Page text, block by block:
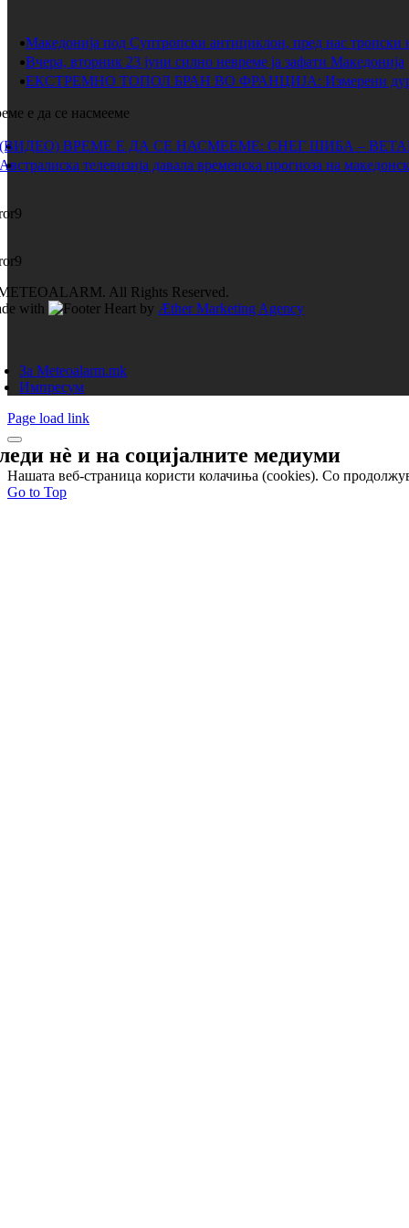
Македонија под Суптропски антициклон, пред нас тропски
Вчера, вторник 23 јуни силно невреме ја зафати Македонија
ЕКСТРЕМНО ТОПОЛ БРАН ВО ФРАНЦИЈА: Измерени дури
е да се насмееме
ВРЕМЕ Е ДА СЕ НАСМЕЕМЕ: СНЕГ ШИБА –
телевизија давала временска прогноза на
All Rights Reserved.
with
by Æther Marketing Agency
За Meteoalarm.mk
Импресум
Page load link
нѐ и насоцијалните медиуми
Нашата веб-страница користи колачиња (cookies). Со
Go to Top